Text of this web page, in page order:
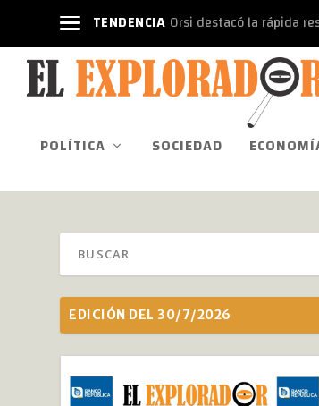
TENDENCIA Orsi destacó la rápida
POLÍTICA SOCIEDAD
EDICIÓN DEL 30/7/2026